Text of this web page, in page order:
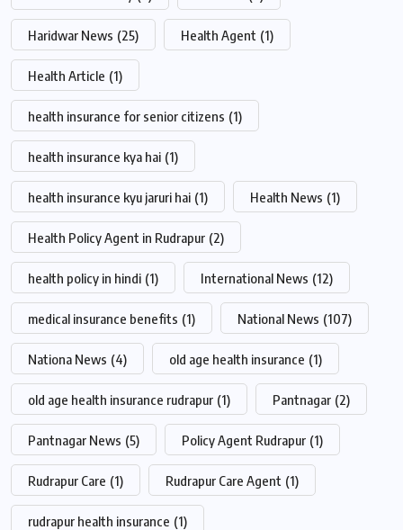
Haridwar News (25) Health Agent (1)
Health Article (1)
health insurance for senior citizens (1)
health insurance kya hai (1)
health insurance kyu jaruri hai (1) Health News (1)
Health Policy Agent in Rudrapur (2)
health policy in hindi (1) International News (12)
medical insurance benefits (1) National News (107)
Nationa News (4) old age health insurance (1)
old age health insurance rudrapur (1) Pantnagar (2)
Pantnagar News (5) Policy Agent Rudrapur (1)
Rudrapur Care (1) Rudrapur Care Agent (1)
rudrapur health insurance (1)